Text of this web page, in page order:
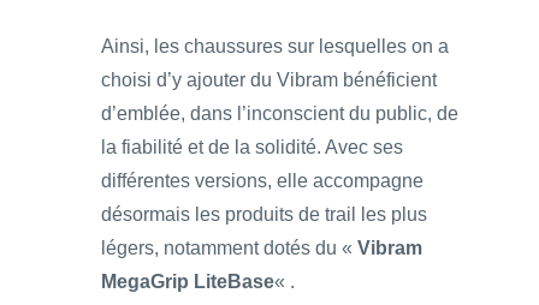
Ainsi, les chaussures sur lesquelles on a
choisi d’y ajouter du Vibram bénéficient
d’emblée, dans l’inconscient du public, de
la fiabilité et de la solidité. Avec ses
différentes versions, elle accompagne
désormais les produits de trail les plus
légers, notamment dotés du « Vibram
MegaGrip LiteBase« .